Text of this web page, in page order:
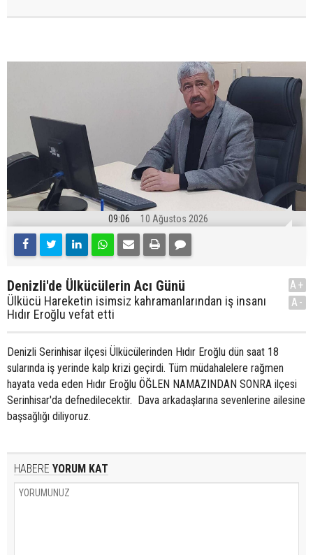
09:06 10 Ağustos 2026
Denizli'de Ülkücülerin Acı Günü
Ülkücü Hareketin isimsiz kahramanlarından iş insanı
Hıdır Eroğlu vefat etti
A+
A-
Denizli Serinhisar ilçesi Ülkücülerinden Hıdır Eroğlu dün saat 18
sularında iş yerinde kalp krizi geçirdi. Tüm müdahalelere rağmen
hayata veda eden Hıdır Eroğlu ÖĞLEN NAMAZINDAN SONRA ilçesi
Serinhisar'da defnedilecektir. Dava arkadaşlarına sevenlerine ailesine
başsağlığı diliyoruz.
HABERE YORUM KAT